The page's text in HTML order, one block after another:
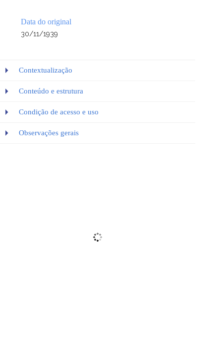
Data do original
30/11/1939
Contextualização
Conteúdo e estrutura
Condição de acesso e uso
Observações gerais